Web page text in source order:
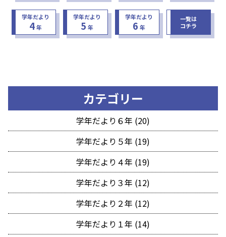
学年だより
4年
学年だより
5 年
学年だより
6 年
一覧は
コチラ
カテゴリー
学年だより６年 (20)
学年だより５年 (19)
学年だより４年 (19)
学年だより３年 (12)
学年だより２年 (12)
学年だより１年 (14)